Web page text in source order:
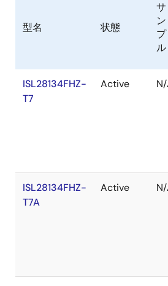
型名 状態
サ
ン
プ
ル
ISL28134FHZ-
T7
Active
ISL28134FHZ-
T7A
Active